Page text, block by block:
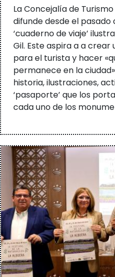
La Concejalía de
difunde desde el pasado
‘cuaderno de viaje’
Gil. Este aspira a a
para el turista y hacer
permanece en la
historia, ilustraciones,
‘pasaporte’ que los
cada uno de los